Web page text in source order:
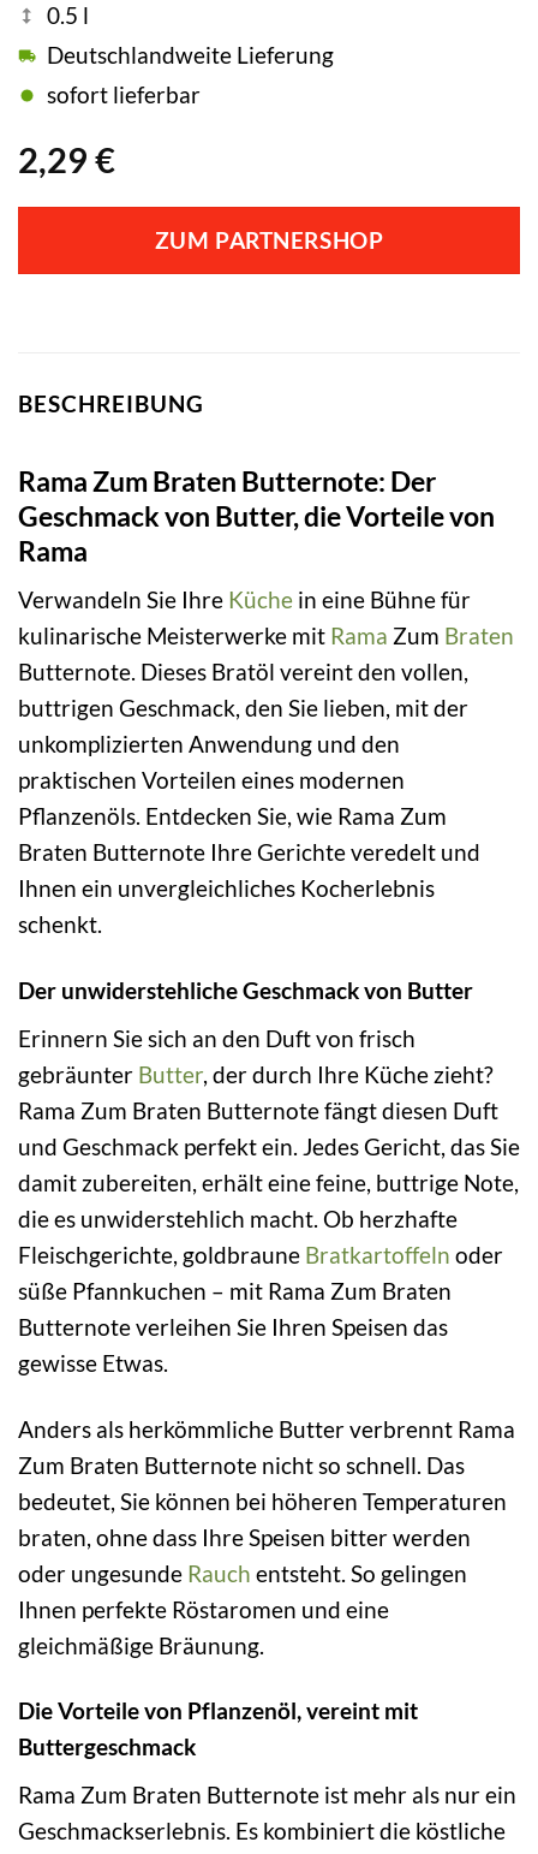
2,29 €
0.5 l
Deutschlandweite Lieferung
sofort lieferbar
ZUM PARTNERSHOP
BESCHREIBUNG
Rama Zum Braten Butternote: Der
Geschmack von Butter, die Vorteile von
Rama
Verwandeln Sie Ihre Küche in eine Bühne für
kulinarische Meisterwerke mit Rama Zum Braten
Butternote. Dieses Bratöl vereint den vollen,
buttrigen Geschmack, den Sie lieben, mit der
unkomplizierten Anwendung und den
praktischen Vorteilen eines modernen
Pflanzenöls. Entdecken Sie, wie Rama Zum
Braten Butternote Ihre Gerichte veredelt und
Ihnen ein unvergleichliches Kocherlebnis
schenkt.
Der unwiderstehliche Geschmack von Butter
Erinnern Sie sich an den Duft von frisch
gebräunter Butter , der durch Ihre Küche zieht?
Rama Zum Braten Butternote fängt diesen Duft
und Geschmack perfekt ein. Jedes Gericht, das Sie
damit zubereiten, erhält eine feine, buttrige Note,
die es unwiderstehlich macht. Ob herzhafte
Fleischgerichte, goldbraune Bratkartoffeln oder
süße Pfannkuchen – mit Rama Zum Braten
Butternote verleihen Sie Ihren Speisen das
gewisse Etwas.
Anders als herkömmliche Butter verbrennt Rama
Zum Braten Butternote nicht so schnell. Das
bedeutet, Sie können bei höheren Temperaturen
braten, ohne dass Ihre Speisen bitter werden
oder ungesunde Rauch entsteht. So gelingen
Ihnen perfekte Röstaromen und eine
gleichmäßige Bräunung.
Die Vorteile von Pflanzenöl, vereint mit
Buttergeschmack
Rama Zum Braten Butternote ist mehr als nur ein
Geschmackserlebnis. Es kombiniert die köstliche